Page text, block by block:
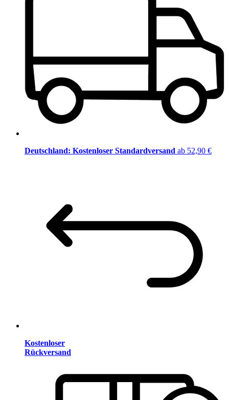
Deutschland: Kostenloser Standardversand ab 52,90 €
Kostenloser
Rückversand